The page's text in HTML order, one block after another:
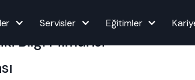
Servisler Eğitimler
Bilgi Mimarisi